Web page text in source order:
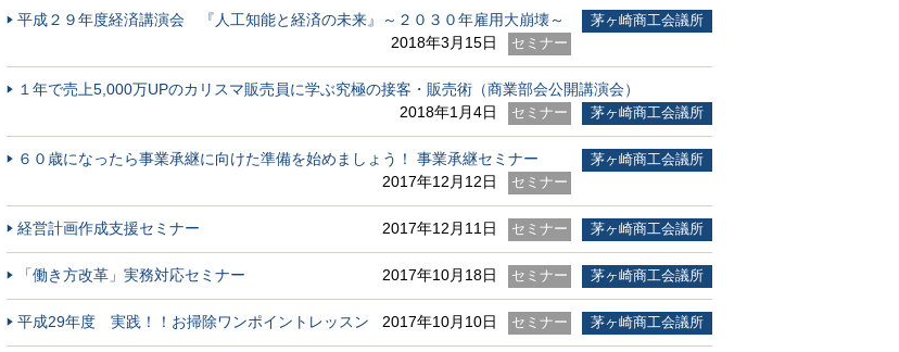
平成２９年度経済講演会 『人工知能と経済の未来』～２０３０年雇用大崩壊～
茅ヶ崎商工会議所
セミナー
2018年3月15日
１年で売上5,000万UPのカリスマ販売員に学ぶ究極の接客・販売術（商業部会公開講演会）
茅ヶ崎商工会議所
セミナー
2018年1月4日
６０歳になったら事業承継に向けた準備を始めましょう！ 事業承継セミナー
茅ヶ崎商工会議所
セミナー
2017年12月12日
経営計画作成支援セミナー 茅ヶ崎商工会議所
セミナー
2017年12月11日
「働き方改革」実務対応セミナー 茅ヶ崎商工会議所
セミナー
2017年10月18日
平成29年度 実践！！お掃除ワンポイントレッスン 茅ヶ崎商工会議所
セミナー
2017年10月10日